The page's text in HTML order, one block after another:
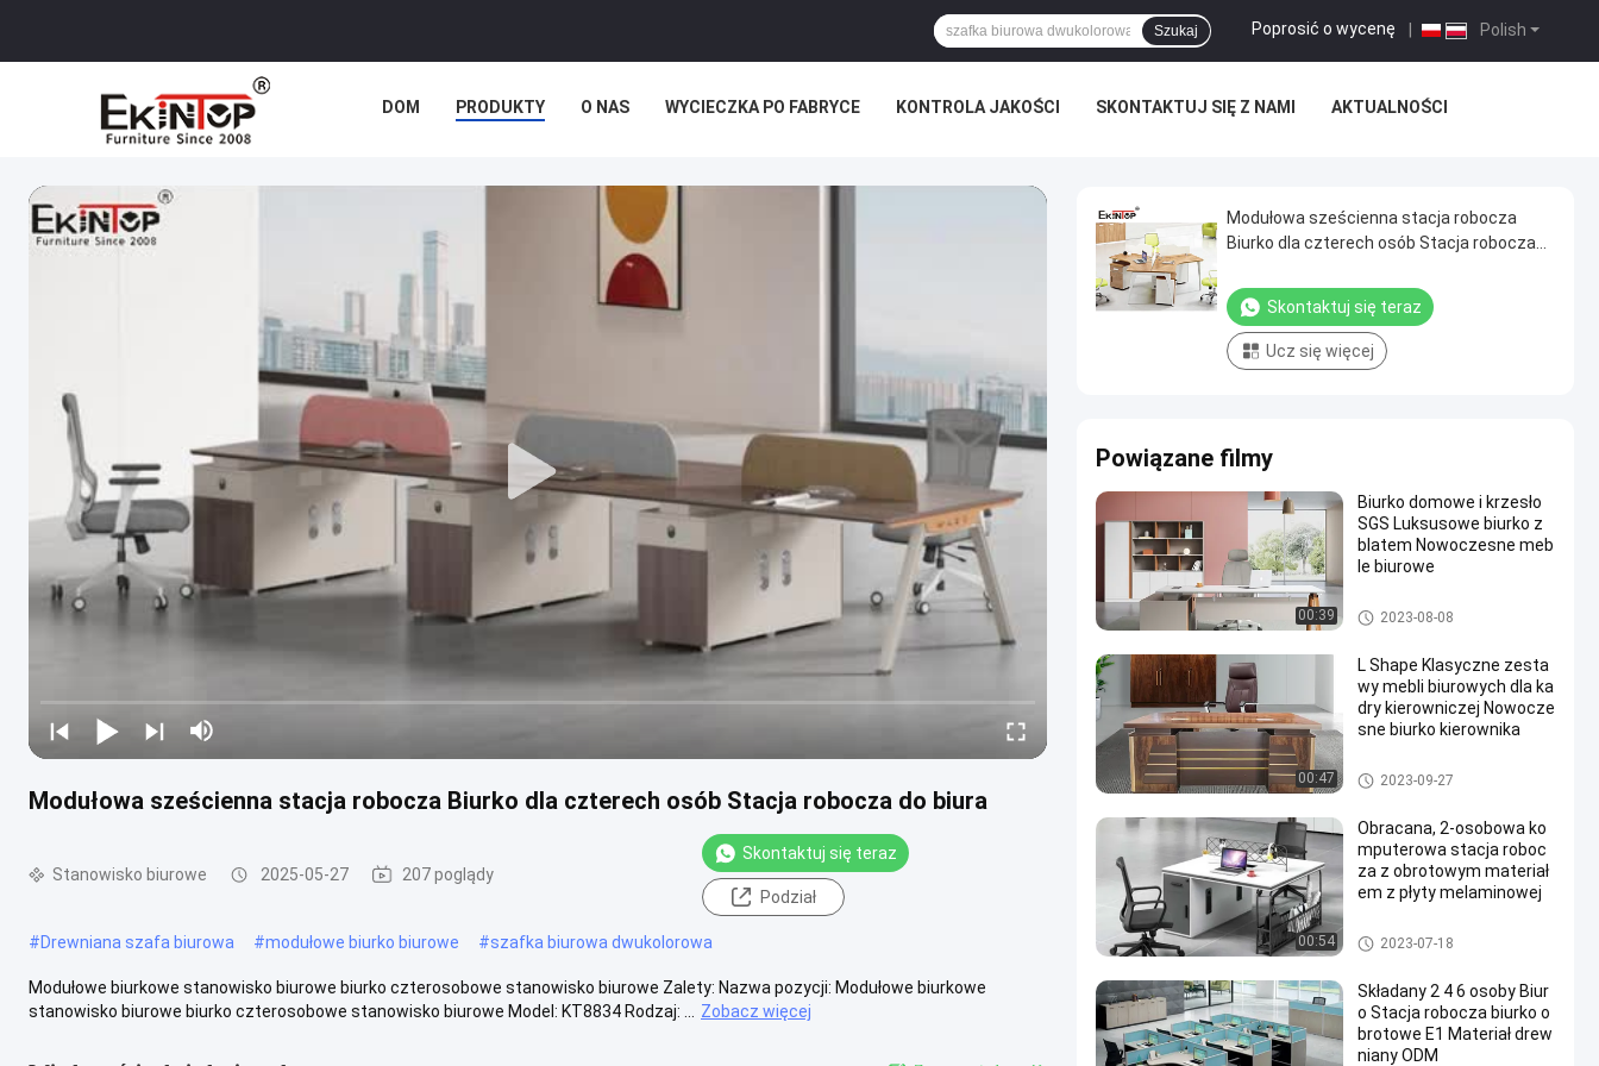
Polish
Poprosić o wycenę
Szukaj
DOM PRODUKTY O NAS WYCIECZKA PO FABRYCE KONTROLA JAKOŚCI SKONTAKTUJ SIĘ Z NAMI AKTUALNOŚCI
Modułowa sześcienna stacja robocza Biurko dla czterech osób Stacja robocza do biura
Stanowisko biurowe 2025-05-27 207 poglądy
Skontaktuj się teraz
Podział
#Drewniana szafa biurowa #modułowe biurko biurowe #szafka biurowa dwukolorowa
Modułowe biurkowe stanowisko biurowe biurko czterosobowe stanowisko biurowe Zalety: Nazwa pozycji: Modułowe biurkowe
stanowisko biurowe biurko czterosobowe stanowisko biurowe Model: KT8834 Rodzaj: ...
Zobacz więcej
Modułowa sześcienna stacja robocza
Biurko dla czterech osób Stacja robocza
Skontaktuj się teraz
Ucz się więcej
Powiązane filmy
00:39
Biurko domowe i krzesło
SGS Luksusowe biurko z
blatem Nowoczesne meb
le biurowe
Biuro handlowe
2023-08-08
00:47
L Shape Klasyczne zesta
wy mebli biurowych dla ka
dry kierowniczej Nowocze
sne biurko kierownika
Biuro handlowe
2023-09-27
00:54
Obracana, 2-osobowa ko
mputerowa stacja roboc
za z obrotowym materiał
em z płyty melaminowej
Stanowisko biurowe
2023-07-18
Składany 2 4 6 osoby Biur
o Stacja robocza biurko o
brotowe E1 Materiał drew
niany ODM